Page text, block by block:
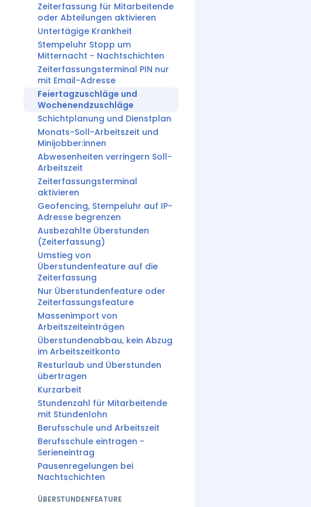
Zeiterfassung für Mitarbeitende
oder Abteilungen aktivieren
Untertägige Krankheit
Stempeluhr Stopp um
Mitternacht - Nachtschichten
Zeiterfassungsterminal PIN nur
mit Email-Adresse
Feiertagzuschläge und
Wochenendzuschläge
Schichtplanung und Dienstplan
Monats-Soll-Arbeitszeit und
Minijobber:innen
Abwesenheiten verringern Soll-
Arbeitszeit
Zeiterfassungsterminal
aktivieren
Geofencing, Stempeluhr auf IP-
Adresse begrenzen
Ausbezahlte Überstunden
(Zeiterfassung)
Umstieg von
Überstundenfeature auf die
Zeiterfassung
Nur Überstundenfeature oder
Zeiterfassungsfeature
Massenimport von
Arbeitszeiteinträgen
Überstundenabbau, kein Abzug
im Arbeitszeitkonto
Resturlaub und Überstunden
übertragen
Kurzarbeit
Stundenzahl für Mitarbeitende
mit Stundenlohn
Berufsschule und Arbeitszeit
Berufsschule eintragen -
Serieneintrag
Pausenregelungen bei
Nachtschichten
ÜBERSTUNDENFEATURE